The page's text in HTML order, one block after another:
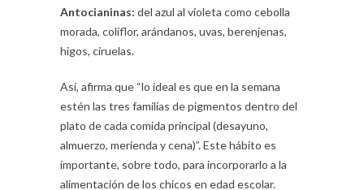
Antocianinas: del azul al violeta como cebolla
morada, coliflor, arándanos, uvas, berenjenas,
higos, ciruelas.
Así, afirma que “lo ideal es que en la semana
estén las tres familias de pigmentos dentro del
plato de cada comida principal (desayuno,
almuerzo, merienda y cena)”. Este hábito es
importante, sobre todo, para incorporarlo a la
alimentación de los chicos en edad escolar.